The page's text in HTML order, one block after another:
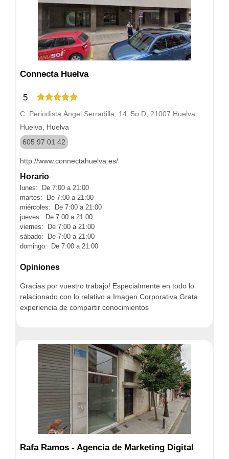
Connecta Huelva
5
C. Periodista Ángel Serradilla, 14, 5o D, 21007 Huelva
Huelva, Huelva
605 97 01 42
http://www.connectahuelva.es/
Horario
lunes: De 7:00 a 21:00
martes: De 7:00 a 21:00
miércoles: De 7:00 a 21:00
jueves: De 7:00 a 21:00
viernes: De 7:00 a 21:00
sábado: De 7:00 a 21:00
domingo: De 7:00 a 21:00
Opiniones
Gracias por vuestro trabajo! Especialmente en todo lo
relacionado con lo relativo a Imagen Corporativa Grata
experiencia de compartir conocimientos
Rafa Ramos - Agencia de Marketing Digital